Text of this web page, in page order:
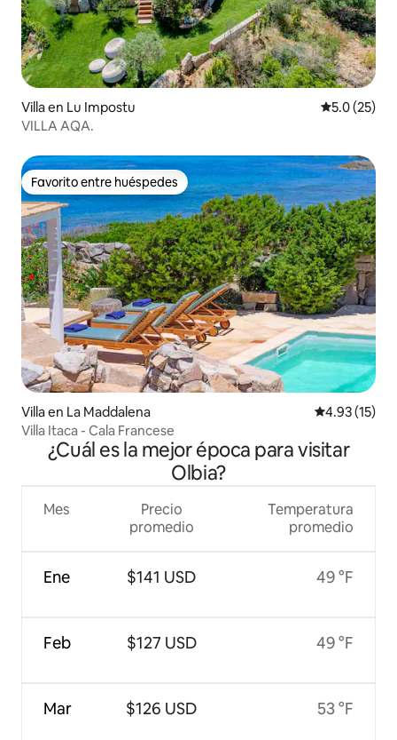
Villa en Lu Impostu Calificación
5.0 (25)
VILLA AQA.
Favorito entre huéspedes
Favorito entre huéspedes
Villa en La Maddalena Calificación
4.93 (15)
Villa Itaca - Cala Francese
¿Cuál es la mejor época para visitar
Olbia?
Mes
Ene
Feb
Mar
Precio
promedio
$141 USD
$127 USD
$126 USD
Temperatura
promedio
49 °F
49 °F
53 °F